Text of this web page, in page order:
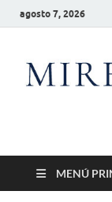
agosto 7, 2026
MENÚ